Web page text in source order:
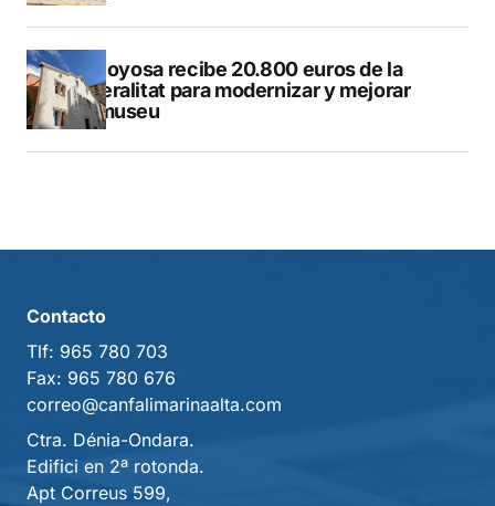
Villajoyosa recibe 20.800 euros de la
Generalitat para modernizar y mejorar
Vilamuseu
Contacto
Tlf: 965 780 703
Fax: 965 780 676
correo@canfalimarinaalta.com
Ctra. Dénia-Ondara.
Edifici en 2ª rotonda.
Apt Correus 599,